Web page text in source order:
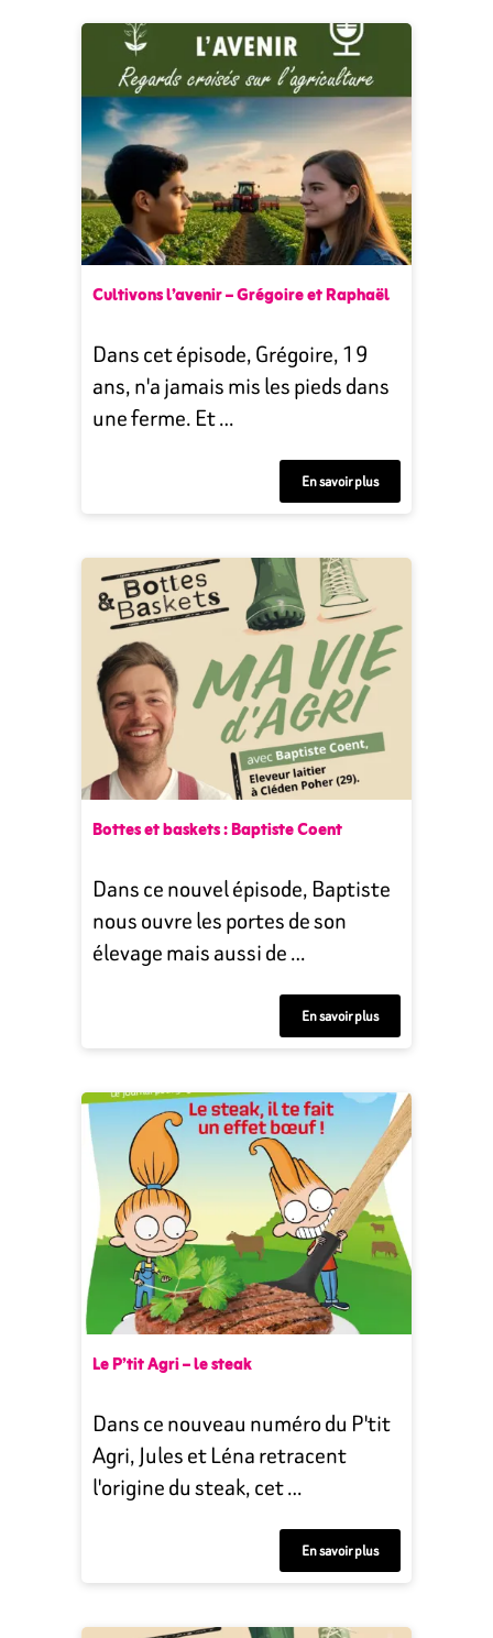
Cultivons l’avenir – Grégoire et Raphaël
Dans cet épisode, Grégoire, 19
ans, n'a jamais mis les pieds dans
une ferme. Et …
En savoir plus
Bottes et baskets : Baptiste Coent
Dans ce nouvel épisode, Baptiste
nous ouvre les portes de son
élevage mais aussi de …
En savoir plus
Le P’tit Agri – le steak
Dans ce nouveau numéro du P'tit
Agri, Jules et Léna retracent
l'origine du steak, cet …
En savoir plus